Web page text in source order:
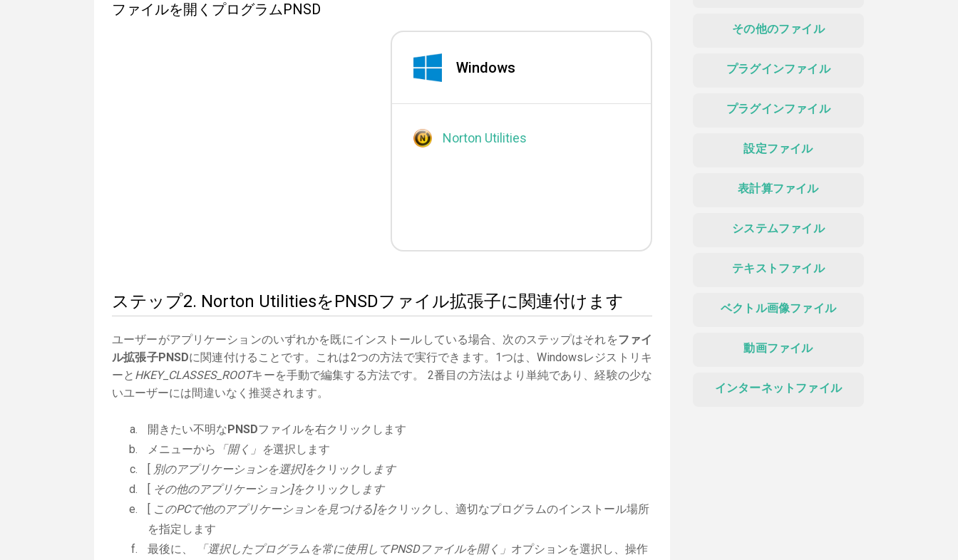
ファイルを開くプログラムPNSD
Windows
Norton Utilities
ステップ2. Norton UtilitiesをPNSDファイル拡張子に関連付けます
ユーザーがアプリケーションのいずれかを既にインストールしている場合、次のステップはそれをファイ
ル拡張子PNSDに関連付けることです。これは2つの方法で実行できます。1つは、Windowsレジストリキ
ーと HKEY_CLASSES_ROOTキーを手動で編集する方法です。 2番目の方法はより単純であり、経験の少な
いユーザーには間違いなく推奨されます。
開きたい不明なPNSDファイルを右クリックします
メニューから
「開く」を選択します
[ 別のアプリケーションを選択]をクリックし ます
[ その他のアプリケーション]をクリックし ます
[ このPCで他のアプリケーションを見つける]をクリックし、適切なプログラムのインストール場所
を指定します
最後に、
「選択したプログラムを常に使用してPNSDファイルを開く」 オプションを選択し、操作
その他のファイル
プラグインファイル
プラグインファイル
設定ファイル
表計算ファイル
システムファイル
テキストファイル
ベクトル画像ファイル
動画ファイル
インターネットファイル